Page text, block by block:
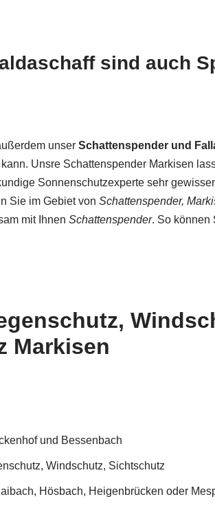
sind auch
unser Schattenspender und
Unsre Schattenspender Markisen
Sonnenschutzexperte sehr
Sie im Gebiet von Schattenspender,
mit Ihnen Schattenspender. So können
Markisen
und Bessenbach
Windschutz, Sichtschutz
Hösbach, Heigenbrücken oder